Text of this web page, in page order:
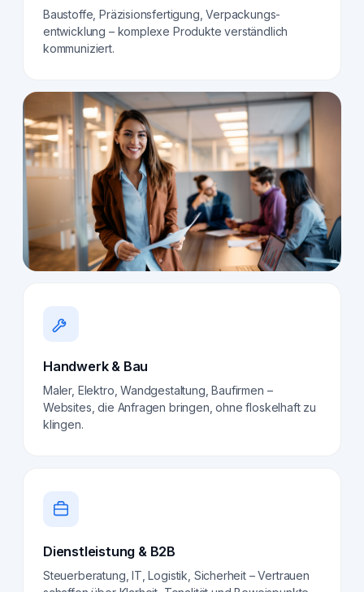
Baustoffe, Präzisionsfertigung, Verpackungs­
entwicklung – komplexe Produkte verständlich
kommuniziert.
Handwerk & Bau
Maler, Elektro, Wandgestaltung, Baufirmen –
Websites, die Anfragen bringen, ohne floskelhaft zu
klingen.
Dienstleistung & B2B
Steuerberatung, IT, Logistik, Sicherheit – Vertrauen